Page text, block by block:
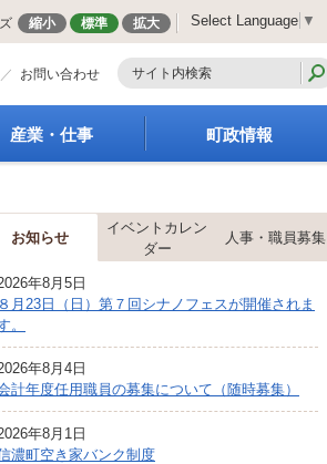
縮小 標準 拡大 Select Language ▼
お問い合わせ
産業・仕事
業振興
・証明・法令・規
の税金
・契約
管理者制度
情報
町政情報
庁舎案内
町長の部屋
都市整備
お知らせ
イベントカレン
ダー
人事・職員募集
年8月5日
８月23日（日）第７回シナノフェスが開催されま
。
年8月4日
計年度任用職員の募集について（随時募集）
年8月1日
濃町空き家バンク制度